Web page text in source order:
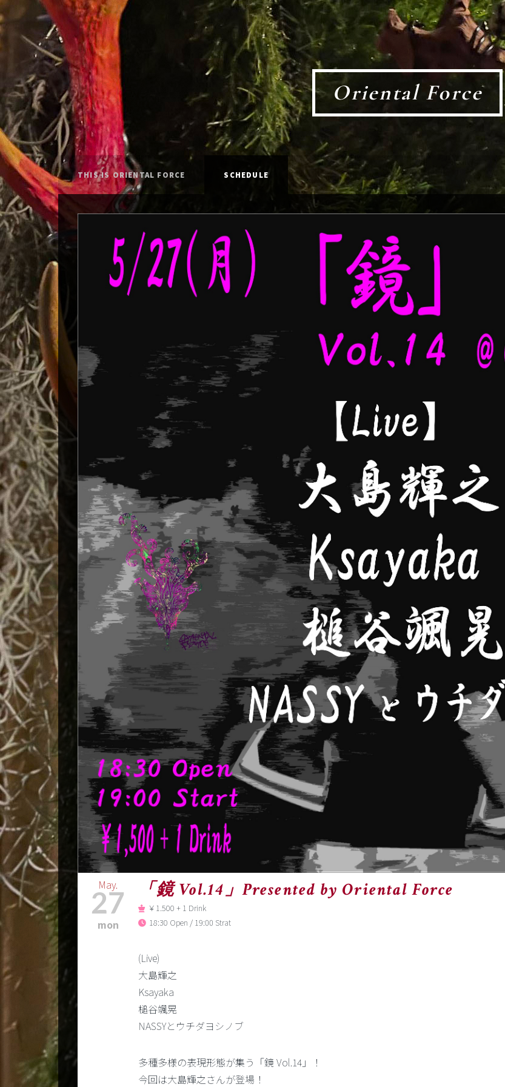
Oriental Force
THIS IS ORIENTAL FORCE SCHEDULE
May.
27
mon
「鏡 Vol.14」Presented by Oriental Force
￥1.500 + 1 Drink
18:30 Open / 19:00 Strat
(Live)
大島輝之
Ksayaka
槌谷颯晃
NASSYとウチダヨシノブ
多種多様の表現形態が集う「鏡 Vol.14」！
今回は大島輝之さんが登場！